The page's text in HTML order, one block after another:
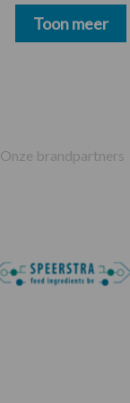
Toon meer
Onze brandpartners